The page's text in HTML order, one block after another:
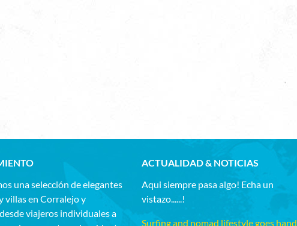
una selección de elegantes
villas en Corralejo y
viajeros individuales a
ACTUALIDAD & NOTICIAS
Aqui siempre pasa algo! Echa un
vistazo......!
Surfing and nomad lifestyle goes hand